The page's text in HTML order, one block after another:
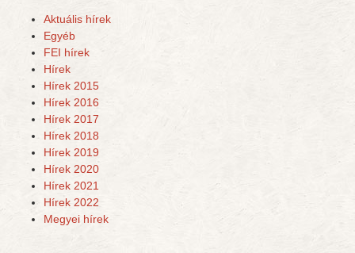
Aktuális hírek
Egyéb
FEI hírek
Hírek
Hírek 2015
Hírek 2016
Hírek 2017
Hírek 2018
Hírek 2019
Hírek 2020
Hírek 2021
Hírek 2022
Megyei hírek